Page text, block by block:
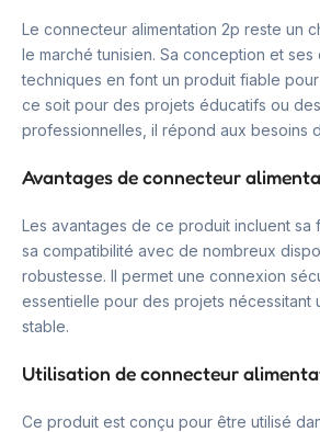
Le connecteur alimentation 2p reste un
le marché tunisien. Sa conception et ses
techniques en font un produit fiable
ce soit pour des projets éducatifs ou
professionnelles, il répond aux besoins
Avantages de connecteur
Les avantages de ce produit incluent sa
sa compatibilité avec de nombreux
robustesse. Il permet une connexion
essentielle pour des projets nécessitant
stable.
Utilisation de connecteur
Ce produit est conçu pour être utilisé